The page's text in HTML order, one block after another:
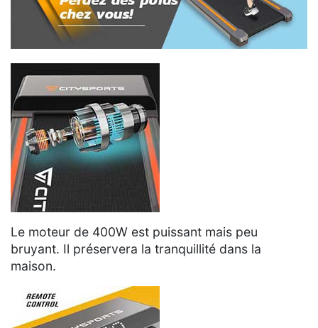
Le moteur de 400W est puissant mais peu
bruyant. Il préservera la tranquillité dans la
maison.